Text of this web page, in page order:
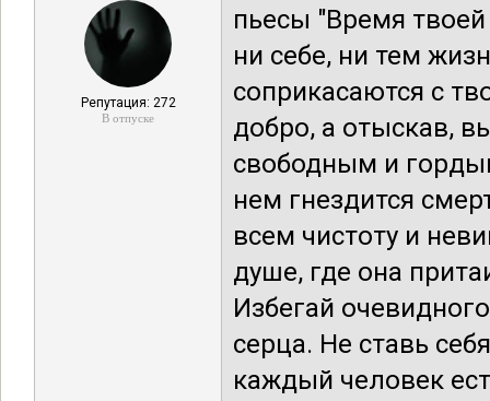
Репутация: 272
В отпуске
пьесы "Время
ни себе, ни тем
соприкасаются с
добро, а отыскав,
свободным и
нем гнездится
всем чистоту и
душе, где она
Избегай
серца. Не ставь
каждый человек